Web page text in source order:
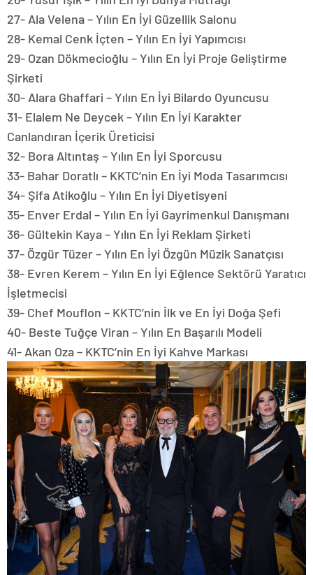
27- Ala Velena – Yılın En İyi Güzellik Salonu
28- Kemal Cenk İçten – Yılın En İyi Yapımcısı
29- Ozan Dökmecioğlu – Yılın En İyi Proje Geliştirme
Şirketi
30- Alara Ghaffari – Yılın En İyi Bilardo Oyuncusu
31- Elalem Ne Deycek – Yılın En İyi Karakter
Canlandıran İçerik Üreticisi
32- Bora Altıntaş – Yılın En İyi Sporcusu
33- Bahar Doratlı – KKTC’nin En İyi Moda Tasarımcısı
34- Şifa Atikoğlu – Yılın En İyi Diyetisyeni
35- Enver Erdal – Yılın En İyi Gayrimenkul Danışmanı
36- Gültekin Kaya – Yılın En İyi Reklam Şirketi
37- Özgür Tüzer – Yılın En İyi Özgün Müzik Sanatçısı
38- Evren Kerem – Yılın En İyi Eğlence Sektörü Yaratıcı
İşletmecisi
39- Chef Mouflon – KKTC’nin İlk ve En İyi Doğa Şefi
40- Beste Tuğçe Viran – Yılın En Başarılı Modeli
41- Akan Oza – KKTC’nin En İyi Kahve Markası